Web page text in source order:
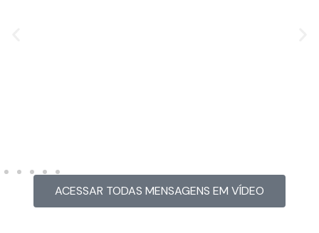
ACESSAR TODAS MENSAGENS EM VÍDEO